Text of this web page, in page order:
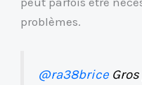
problèmes.
@ra38brice